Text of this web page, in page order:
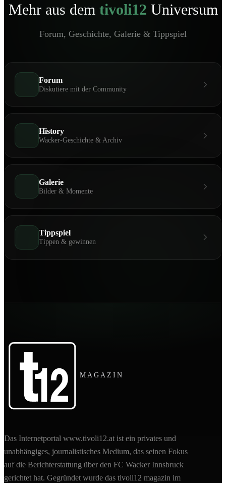
Mehr aus dem tivoli12 Universum
Forum, Geschichte, Galerie & Tippspiel
Forum
Diskutiere mit der Community
History
Wacker-Geschichte & Archiv
Galerie
Bilder & Momente
Tippspiel
Tippen & gewinnen
MAGAZIN
Das Internetportal www.tivoli12.at ist ein privates und
unabhängiges, journalistisches Medium, das seinen Fokus
auf die Berichterstattung über den FC Wacker Innsbruck
gerichtet hat. Gegründet wurde das tivoli12 magazin im